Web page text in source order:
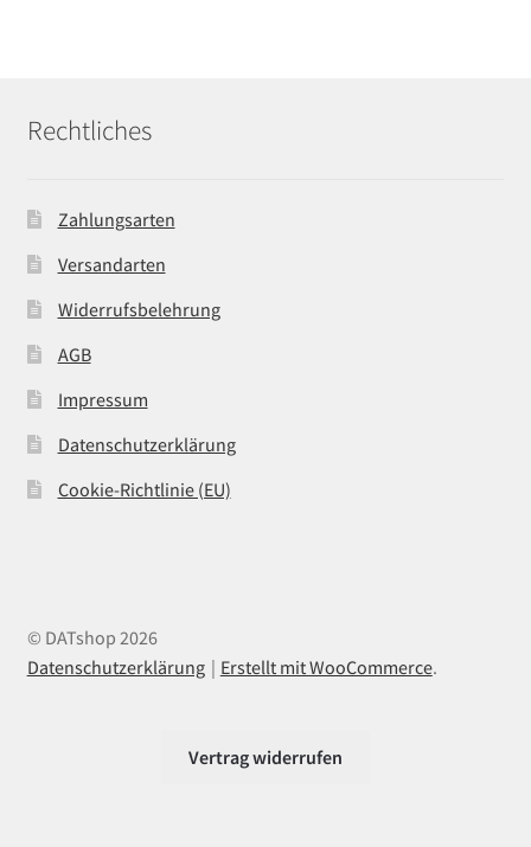
Rechtliches
Zahlungsarten
Versandarten
Widerrufsbelehrung
AGB
Impressum
Datenschutzerklärung
Cookie-Richtlinie (EU)
© DATshop 2026
Datenschutzerklärung
Erstellt mit WooCommerce.
Vertrag widerrufen